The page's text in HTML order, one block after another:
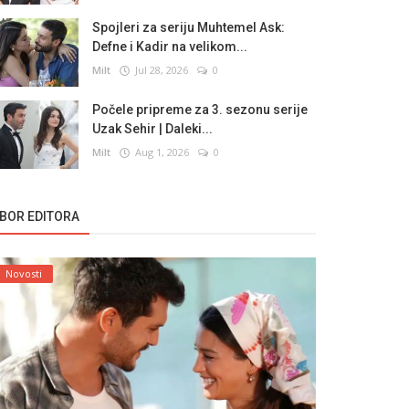
Spojleri za seriju Muhtemel Ask:
Defne i Kadir na velikom...
Milt Jul 28, 2026 0
Počele pripreme za 3. sezonu serije
Uzak Sehir | Daleki...
Milt Aug 1, 2026 0
EDITORA
Novosti